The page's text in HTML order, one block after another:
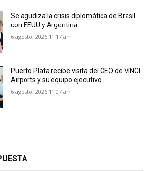
Se agudiza la crisis diplomática de Brasil
con EEUU y Argentina
6 agosto, 2026 11:17 am
Puerto Plata recibe visita del CEO de VINCI
Airports y su equipo ejecutivo
6 agosto, 2026 11:07 am